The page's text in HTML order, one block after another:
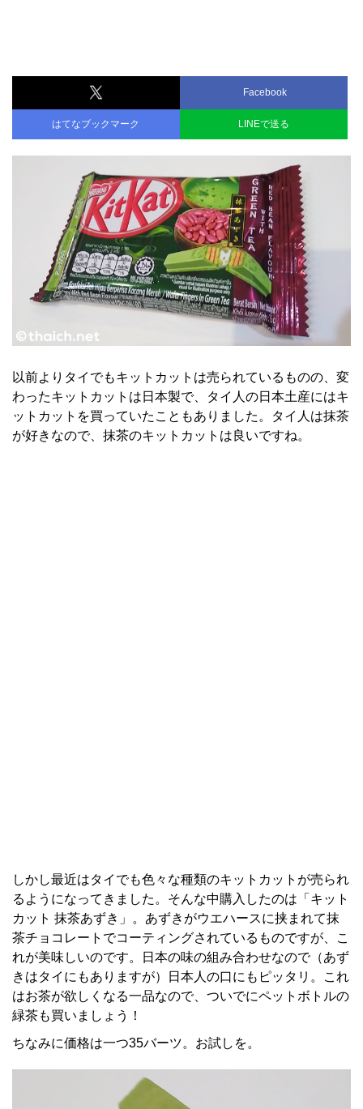
Facebook
はてなブックマーク LINEで送る
以前よりタイでもキットカットは売られているものの、変
わったキットカットは日本製で、タイ人の日本土産にはキ
ットカットを買っていたこともありました。タイ人は抹茶
が好きなので、抹茶のキットカットは良いですね。
しかし最近はタイでも色々な種類のキットカットが売られ
るようになってきました。そんな中購入したのは「キット
カット 抹茶あずき」。あずきがウエハースに挟まれて抹
茶チョコレートでコーティングされているものですが、こ
れが美味しいのです。日本の味の組み合わせなので（あず
きはタイにもありますが）日本人の口にもピッタリ。これ
はお茶が欲しくなる一品なので、ついでにペットボトルの
緑茶も買いましょう！
ちなみに価格は一つ35バーツ。お試しを。